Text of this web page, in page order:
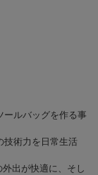
ールバッグを作る事
技術力を日常生活
出が快適に、そし